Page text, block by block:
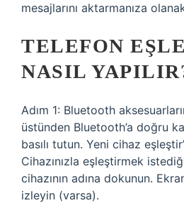
mesajlarını aktarmanıza
TELEFON
NASIL
Adım 1: Bluetooth
üstünden Bluetooth’a doğru
basılı tutun. Yeni cihaz
Cihazınızla eşleştirmek
cihazının adına dokunun.
izleyin (varsa).